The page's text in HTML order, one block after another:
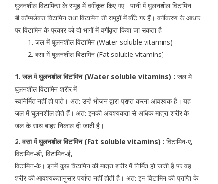
घुलनशील विटामिन्स के समूह में वर्गीकृत किए गए। पानी में घुलनशील विटामिन
बी कॉम्पलेक्स विटामिन तथा विटामिन सी समूहों में बाँटे गए हैं। वर्गीकरण के आधार
पर विटामिन के प्रकार को दो भागों में वर्गीकृत किया जा सकता है –
जल में घुलनशील विटामिन (Water soluble vitamins)
वसा में घुलनशील विटामिन (Fat soluble vitamins)
1. जल में घुलनशील विटामिन (Water soluble vitamins) : जल में
घुलनशील विटामिन शरीर में
स्वनिर्मित नहीं हो पाते। अत: उन्हें भोजन द्वारा प्राप्त करना आवश्यक है। यह
जल में घुलनशील होते हैं। अत: इनकी आवश्यकता से अधिक मात्रा शरीर के
जल के साथ बाहर निकाल दी जाती है।
2. वसा में घुलनशील विटामिन (Fat soluble vitamins) : विटामिन-ए,
विटामिन-डी, विटामिन-ई,
विटामिन-के। इनमें कुछ विटामिन की मात्रा शरीर में निर्मित हो जाती है पर वह
शरीर की आवश्यकतानुसार पर्याप्त नहीं होती है। अत: इन विटामिन की प्राप्ति के